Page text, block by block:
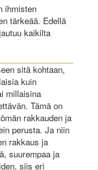
ihmisten
tärkeää. Edellä
kaikilta
sitä kohtaan,
kuin
millaisina
Tämä on
rakkauden ja
perusta. Ja niin
rakkaus ja
suurempaa ja
siis eri